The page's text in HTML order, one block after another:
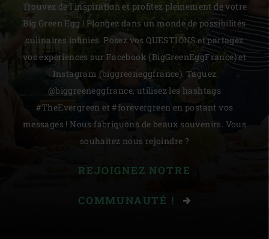
Trouvez de l'inspiration et profitez pleinement de votre
Big Green Egg ! Plongez dans un monde de possibilités
culinaires infinies. Posez vos QUESTIONS et partagez
vos expériences sur Facebook (BigGreenEggFrance) et
Instagram (biggreeneggfrance). Taguez
@biggreeneggfrance, utilisez les hashtags
#TheEvergreen et #forevergreen en postant vos
messages ! Nous fabriquons de beaux souvenirs. Vous
souhaitez nous rejoindre ?
REJOIGNEZ NOTRE
COMMUNAUTÉ !